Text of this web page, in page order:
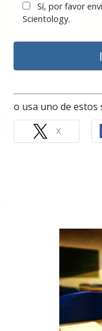
Sí, por favor
Scientology.
o usa uno de estos
X